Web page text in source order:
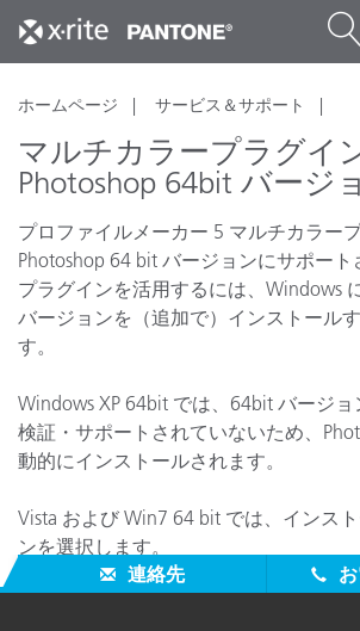
ホームページ サービス＆サポート
マルチカラープラグイ
Photoshop 64bit バージ
プロファイルメーカー 5 マルチカラー
Photoshop 64 bit バージョンにサポート
プラグインを活用するには、Windows
バージョンを（追加で）インストール
す。
Windows XP 64bit では、64bit バージョ
検証・サポートされていないため、
動的にインストールされます。
Vista および Win7 64 bit では、インス
ンを選択します。
連絡先